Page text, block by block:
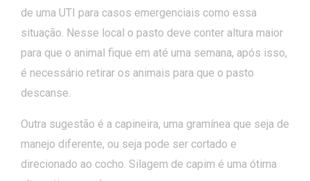
de uma UTI para casos emergenciais como essa
situação. Nesse local o pasto deve conter altura maior
para que o animal fique em até uma semana, após isso,
é necessário retirar os animais para que o pasto
descanse.
Outra sugestão é a capineira, uma gramínea que seja de
manejo diferente, ou seja pode ser cortado e
direcionado ao cocho. Silagem de capim é uma ótima